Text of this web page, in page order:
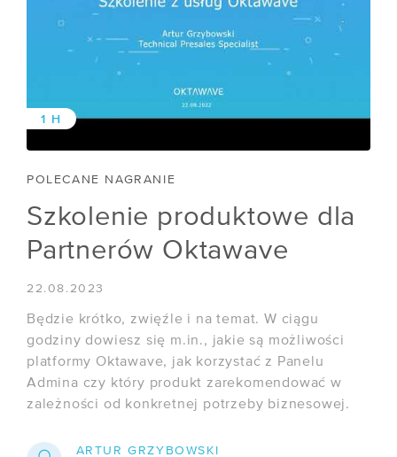
/ Managed Kubernetes
NARZĘDZIA
/ Status usług
KALKULATOR CHMURY
/ Obsługa klienta
/ Przewodnik po chmurze
/ Przewodnik po Kubernetesie
1 H
POLECANE NAGRANIE
Szkolenie produktowe dla
Partnerów Oktawave
22.08.2023
Będzie krótko, zwięźle i na temat. W ciągu
godziny dowiesz się m.in., jakie są możliwości
platformy Oktawave, jak korzystać z Panelu
Admina czy który produkt zarekomendować w
zależności od konkretnej potrzeby biznesowej.
ARTUR GRZYBOWSKI